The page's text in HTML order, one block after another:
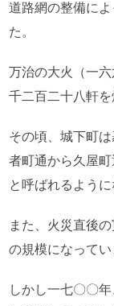
道路網の整備に
た。
万治の大火（一
千二百二十八軒を
その頃、城下町
者町通から久屋
と呼ばれるように
また、火災直後
の規模になってい
しかし一七〇〇